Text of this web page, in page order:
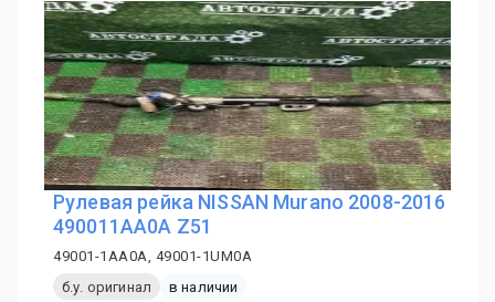
Рулевая рейка NISSAN Murano 2008-2016
490011AA0A Z51
49001-1AA0A, 49001-1UM0A
б.у. оригинал
в наличии